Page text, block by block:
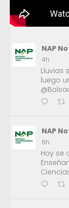
NAP
4h
Lluvias
luego
NAP
6h
Hoy se